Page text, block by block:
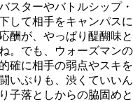
スターやバトルシップ・
して相手をキャンパスに
酬が、やっぱり醍醐味と
。でも、ウォーズマンの
確に相手の弱点やスキを
いぶりも、渋くていいん
子落としからの脇固めと